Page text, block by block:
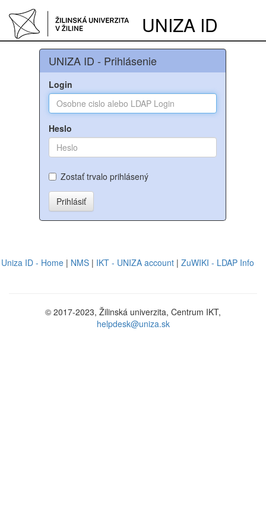
UNIZA ID
UNIZA ID - Prihlásenie
Login
Heslo
Zostať trvalo prihlásený
Prihlásiť
Uniza ID - Home | NMS | IKT - UNIZA account | ZuWIKI - LDAP Info
© 2017-2023, Žilinská univerzita, Centrum IKT,
helpdesk@uniza.sk